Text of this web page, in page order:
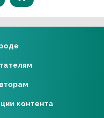
контента